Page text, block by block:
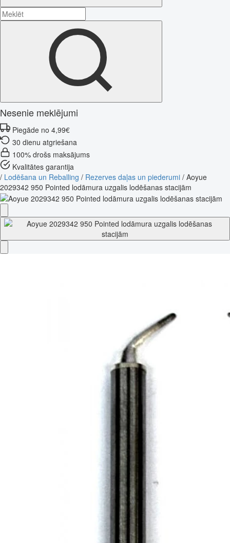
Nesenie meklējumi
Piegāde no 4,99€
30 dienu atgriešana
100% drošs maksājums
Kvalitātes garantija
/ Lodēšana un Reballing / Rezerves daļas un piederumi / Aoyue
2029342 950 Pointed lodāmura uzgalis lodēšanas stacijām